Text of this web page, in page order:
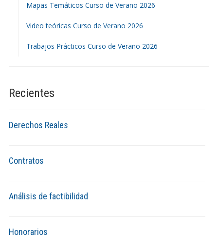
Mapas Temáticos Curso de Verano 2026
Video teóricas Curso de Verano 2026
Trabajos Prácticos Curso de Verano 2026
Recientes
Derechos Reales
Contratos
Análisis de factibilidad
Honorarios